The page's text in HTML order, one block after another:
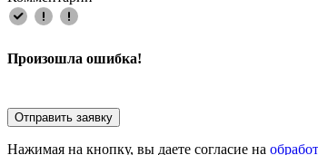
Произошла ошибка!
Отправить заявку
Нажимая на кнопку, вы даете согласие на